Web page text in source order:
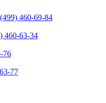
460-69-84
460-63-34
76
77